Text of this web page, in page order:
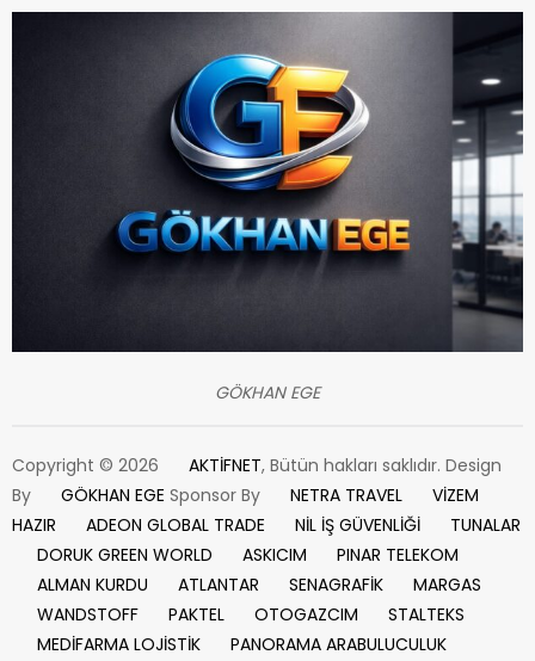
GÖKHAN EGE
Copyright © 2026 AKTİFNET, Bütün hakları saklıdır. Design
By
GÖKHAN EGE Sponsor By NETRA TRAVEL
VİZEM
HAZIR
ADEON GLOBAL TRADE NİL İŞ GÜVENLİĞİ
TUNALAR
DORUK GREEN WORLD
ASKICIM
PINAR TELEKOM
ALMAN KURDU
ATLANTAR SENAGRAFİK
MARGAS
WANDSTOFF
PAKTEL OTOGAZCIM
STALTEKS
MEDİFARMA LOJİSTİK
PANORAMA ARABULUCULUK